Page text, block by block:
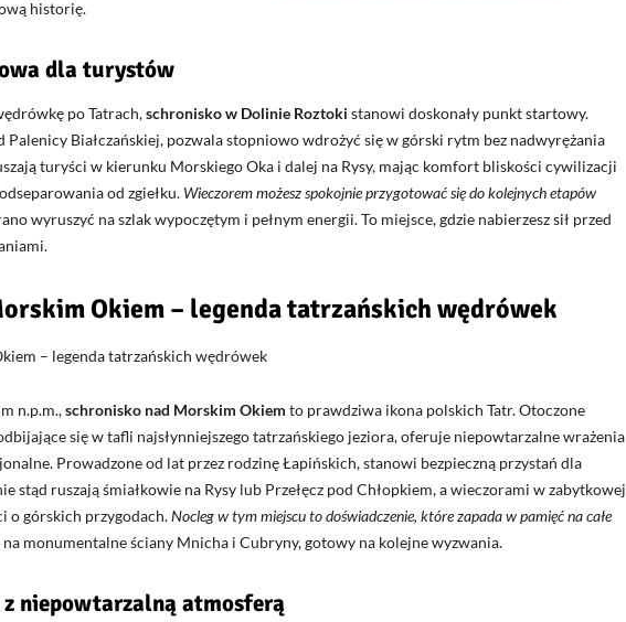
historię.
dla turystów
po Tatrach,schronisko w Dolinie Roztoki stanowi doskonały punkt startowy.
Palenicy Białczańskiej, pozwala stopniowo wdrożyć się w górski rytm bez nadwyrężania
turyści w kierunku Morskiego Oka i dalej na Rysy, mając komfort bliskości cywilizacji
od zgiełku. Wieczorem możesz spokojnie przygotować się do kolejnych etapów
wyruszyć na szlak wypoczętym i pełnym energii. To miejsce, gdzie nabierzesz sił przed
Okiem – legenda tatrzańskich wędrówek
n.p.m.,schronisko nad Morskim Okiem to prawdziwa ikona polskich Tatr. Otoczone
się w tafli najsłynniejszego tatrzańskiego jeziora, oferuje niepowtarzalne wrażenia
Prowadzone od lat przez rodzinę Łapińskich, stanowi bezpieczną przystań dla
stąd ruszają śmiałkowie na Rysy lub Przełęcz pod Chłopkiem, a wieczorami w zabytkowej
o górskich przygodach.Nocleg w tym miejscu to doświadczenie, które zapada w pamięć na całe
monumentalne ściany Mnicha i Cubryny, gotowy na kolejne wyzwania.
niepowtarzalną atmosferą